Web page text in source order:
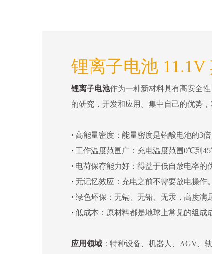
锂离子电池 11.1V
锂离子电池作为一种新材料具有高安全
的研究，开发和应用。集中自己的优势
· 高能量密度：能量密度是铅酸电池的3倍
· 工作温度范围广：充电温度范围0℃到
· 电荷保存能力好：得益于低自放电率的
· 无记忆效应：充电之前不需要放电操作。
· 绿色环保：无镉、无铅、无汞，高度满
· 低成本：原材料都是地球上常见的组成
应用领域： 特种设备、机器人、AGV、